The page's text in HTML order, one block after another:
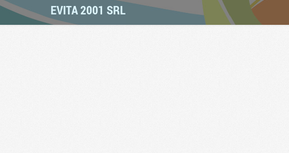
EVITA 2001 SRL